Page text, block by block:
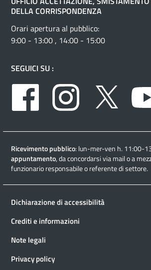
DELLA CORRISPONDENZA
Orari apertura al pubblico:
9:00 - 13:00 , 14:00 - 15:00
SEGUICI SU :
Facebook
Instagram Twitter
Ricevimento pubblico: lun-mer-ven h. 11:00-
appuntamento, da concordarsi via mail o a
funzionario responsabile o referente di settore.
Dichiarazione di accessibilità
Crediti e informazioni
Note legali
Privacy policy